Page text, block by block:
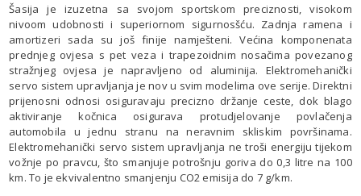
Šasija je izuzetna sa svojom sportskom preciznosti, visokom
nivoom udobnosti i superiornom sigurnosšću. Zadnja ramena i
amortizeri sada su još finije namješteni. Većina komponenata
prednjeg ovjesa s pet veza i trapezoidnim nosačima povezanog
stražnjeg ovjesa je napravljeno od aluminija. Elektromehanički
servo sistem upravljanja je nov u svim modelima ove serije. Direktni
prijenosni odnosi osiguravaju precizno držanje ceste, dok blago
aktiviranje kočnica osigurava protudjelovanje povlačenja
automobila u jednu stranu na neravnim skliskim površinama.
Elektromehanički servo sistem upravljanja ne troši energiju tijekom
vožnje po pravcu, što smanjuje potrošnju goriva do 0,3 litre na 100
km. To je ekvivalentno smanjenju CO2 emisija do 7 g/km.